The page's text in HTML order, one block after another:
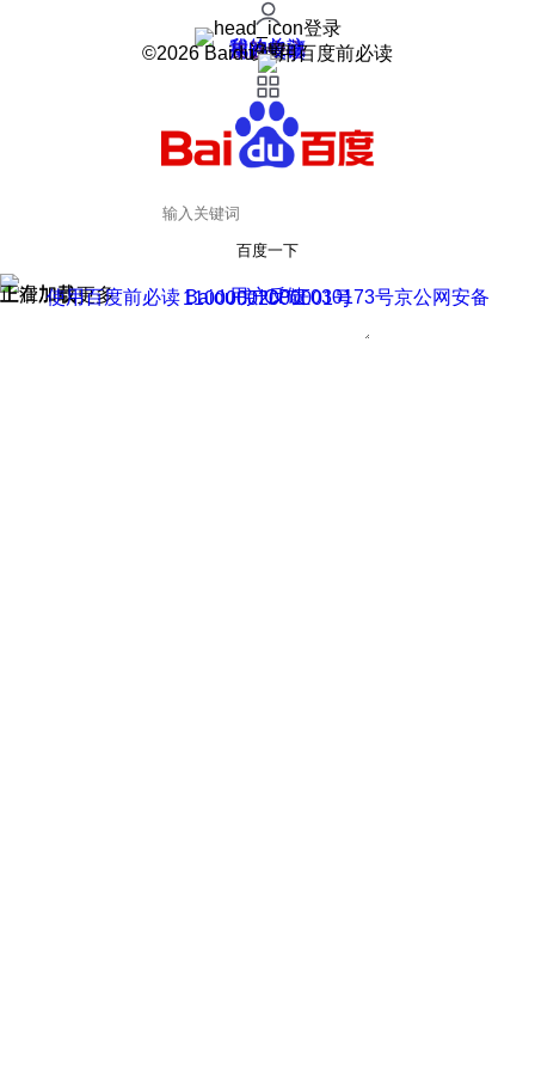
登录
我的关注
我的收藏
皮肤中心
用户反馈
设置
©2026 Baidu 使用百度前必读
百度一下
正在加载
上滑加载更多 用户反馈
使用百度前必读 Baidu 京ICP证030173号
京公网安备11000002000001号